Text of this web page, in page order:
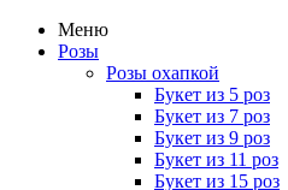
Меню
Розы
Розы охапкой
Букет из 5 роз
Букет из 7 роз
Букет из 9 роз
Букет из 11 роз
Букет из 15 роз